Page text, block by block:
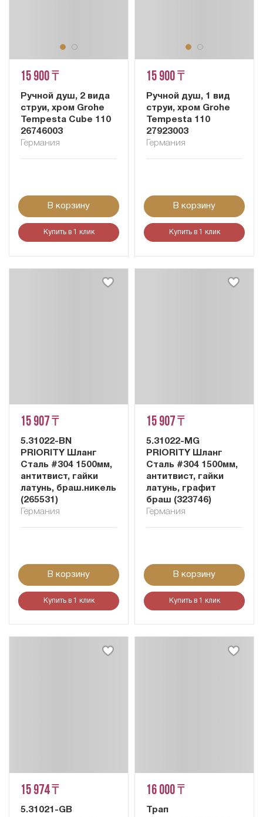
15 900 ₸
Ручной душ, 2 вида
струи, хром Grohe
Tempesta Cube 110
26746003
Германия
В корзину
Купить в 1 клик
15 900 ₸
Ручной душ, 1 вид
струи, хром Grohe
Tempesta 110
27923003
Германия
В корзину
Купить в 1 клик
15 907 ₸
5.31022-BN
PRIORITY Шланг
Сталь #304 1500мм,
антитвист, гайки
латунь, браш.никель
(265531)
Германия
В корзину
Купить в 1 клик
15 907 ₸
5.31022-MG
PRIORITY Шланг
Сталь #304 1500мм,
антитвист, гайки
латунь, графит
браш (323746)
Германия
В корзину
Купить в 1 клик
15 974 ₸
5.31021-GB
16 000 ₸
Трап